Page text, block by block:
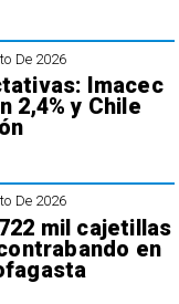
De 2026
Imacec
2,4% y Chile
De 2026
mil cajetillas
en